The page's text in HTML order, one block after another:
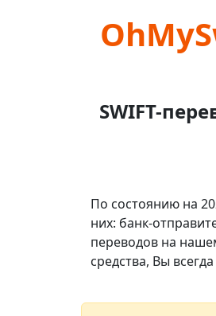
SWIFT-
По состоянию на
них: банк-
переводов на
средства, Вы